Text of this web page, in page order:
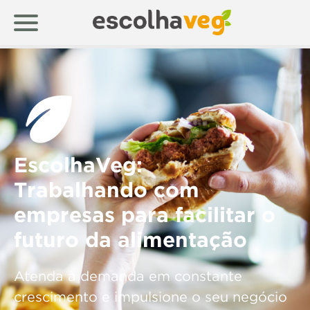
EscolhaVeg:
Trabalhando com
empresas para facilitar o
futuro da alimentação
Atenda à demanda em constante
crescimento e impulsione o seu negócio